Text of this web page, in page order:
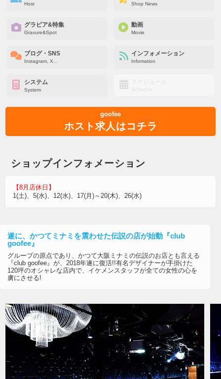
Host Shop News
グラビア&特集
Gravure&Spot
動画
Movie
ブログ・SNS
Instagram, X...
インフォメーション
Infomation
システム
System
スケジュール
Schedule
goofee
ホスト求人はコチラ
ショップインフォメーション
【8月店休日】
1(土)、5(水)、12(水)、17(月)～20(木)、26(水)
遂に、かつてミナミを震わせた伝説の店が始動『club
goofee』
グループの原点であり、かつて大阪ミナミの伝説のお店とも言える
『club goofee』が、2018年遂に復活!!有名デザイナーが手掛けた
120坪のオシャレな店内で、イケメンスタッフが全ての女性の心を
虜にさせる!